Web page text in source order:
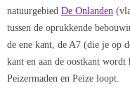
natuurgebied De Onlanden
tussen de oprukkende
de ene kant, de A7 (die je op
kant en aan de oostkant wordt
Peizermaden en Peize loopt.